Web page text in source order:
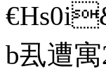
b厾遭寓